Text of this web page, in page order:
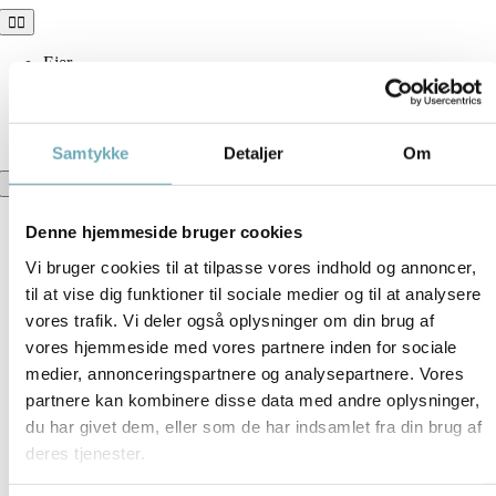
Samtykke Detaljer Om
Denne hjemmeside bruger cookies
Vi bruger cookies til at tilpasse vores indhold og annoncer,
til at vise dig funktioner til sociale medier og til at analysere
vores trafik. Vi deler også oplysninger om din brug af
vores hjemmeside med vores partnere inden for sociale
medier, annonceringspartnere og analysepartnere. Vores
partnere kan kombinere disse data med andre oplysninger,
du har givet dem, eller som de har indsamlet fra din brug af
deres tjenester.
Skip
to
content
Toggle
Navigation
Ejer
Skriv dig på interesseliste
Toggle
Navigation
Tovværket
Boligoversigt
Information
Brochure
Dokumenter
Download plantegning